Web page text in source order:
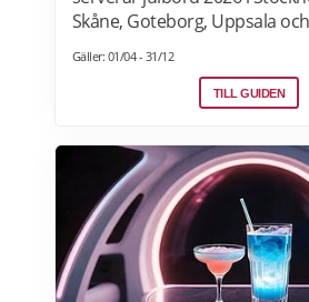
Skåne, Goteborg, Uppsala
övernattning på hotell, slott
julfrukost, julkasse eller
avhämtning, finns det också
erbjudanden för dig. Läs mer
2026 här.
Gäller: 01/04 - 31/12
TILL GUIDEN